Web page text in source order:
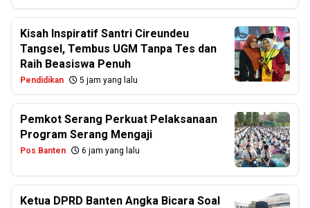
Kisah Inspiratif Santri Cireundeu
Tangsel, Tembus UGM Tanpa Tes dan
Raih Beasiswa Penuh
Pendidikan 5 jam yang lalu
Pemkot Serang Perkuat Pelaksanaan
Program Serang Mengaji
Pos Banten 6 jam yang lalu
Ketua DPRD Banten Angka Bicara Soal